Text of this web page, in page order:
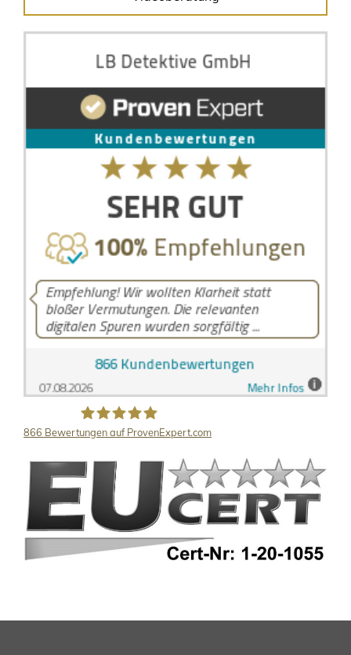
LB Detektive GmbH
866 Bewertungen auf ProvenExpert.com